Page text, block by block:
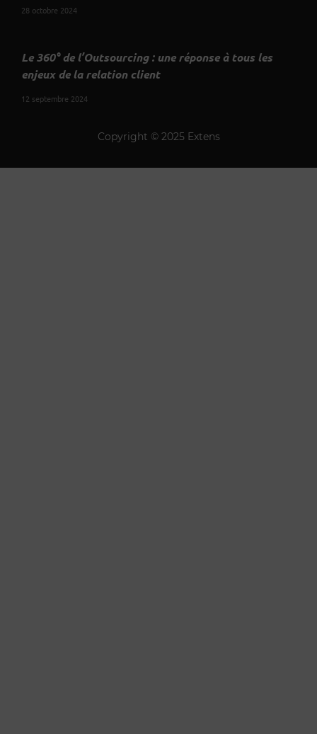
28 octobre 2024
Le 360° de l’Outsourcing : une réponse à tous les
enjeux de la relation client
12 septembre 2024
Copyright © 2025 Extens